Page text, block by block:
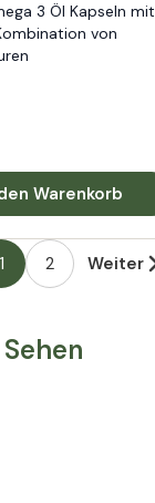
3 Öl Kapseln mit
von
Warenkorb
1 2 Weiter